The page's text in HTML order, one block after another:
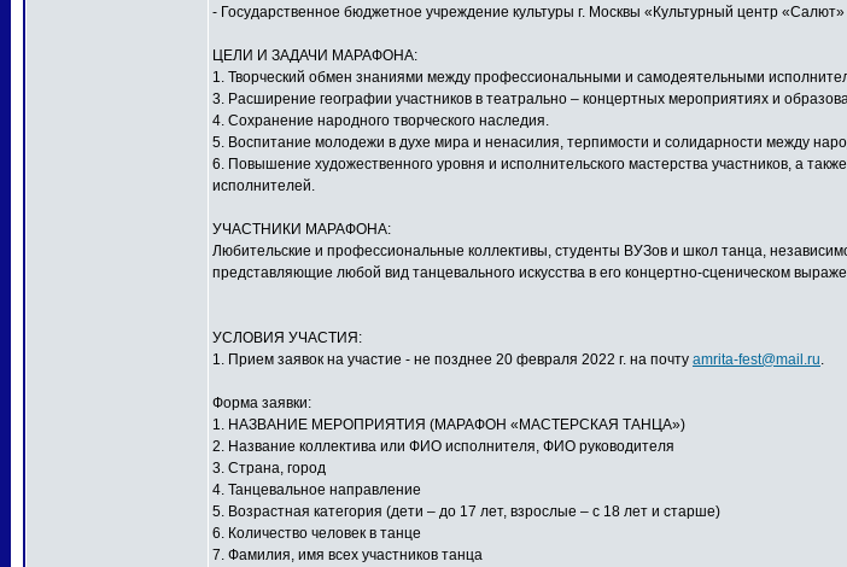
- Государственное бюджетное учреждение культуры г. Москвы «Культурный центр «Салют»
ЦЕЛИ И ЗАДАЧИ МАРАФОНА:
1. Творческий обмен знаниями между профессиональными и самодеятельными
3. Расширение географии участников в театрально – концертных мероприятиях и
4. Сохранение народного творческого наследия.
5. Воспитание молодежи в духе мира и ненасилия, терпимости и солидарности между
6. Повышение художественного уровня и исполнительского мастерства участников, а
исполнителей.
УЧАСТНИКИ МАРАФОНА:
Любительские и профессиональные коллективы, студенты ВУЗов и школ танца,
представляющие любой вид танцевального искусства в его концертно-сценическом
УСЛОВИЯ УЧАСТИЯ:
1. Прием заявок на участие - не позднее 20 февраля 2022 г. на почту amrita-fest@mail.ru.
Форма заявки:
1. НАЗВАНИЕ МЕРОПРИЯТИЯ (МАРАФОН «МАСТЕРСКАЯ ТАНЦА»)
2. Название коллектива или ФИО исполнителя, ФИО руководителя
3. Страна, город
4. Танцевальное направление
5. Возрастная категория (дети – до 17 лет, взрослые – с 18 лет и старше)
6. Количество человек в танце
7. Фамилия, имя всех участников танца